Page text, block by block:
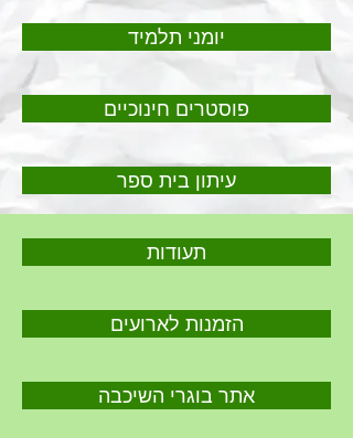
אתר בוגרי השיכבה
הזמנות לארועים
תעודות
עיתון בית ספר
פוסטרים חינוכיים
יומני תלמיד